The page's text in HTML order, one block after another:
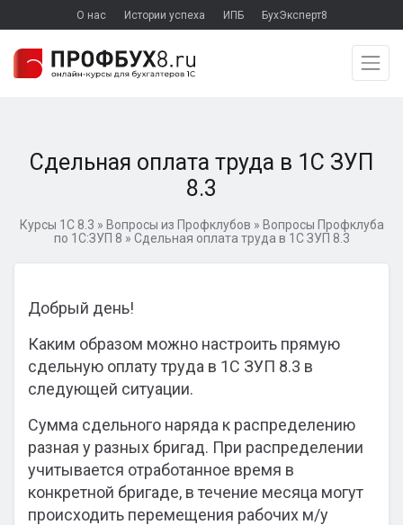
О нас Истории успеха ИПБ БухЭксперт8
Сдельная оплата труда в 1С ЗУП
8.3
Курсы 1С 8.3 » Вопросы из Профклубов » Вопросы Профклуба
по 1С:ЗУП 8 » Сдельная оплата труда в 1С ЗУП 8.3
Добрый день!
Каким образом можно настроить прямую
сдельную оплату труда в 1С ЗУП 8.3 в
следующей ситуации.
Сумма сдельного наряда к распределению
разная у разных бригад. При распределении
учитывается отработанное время в
конкретной бригаде, в течение месяца могут
происходить перемещения рабочих м/у